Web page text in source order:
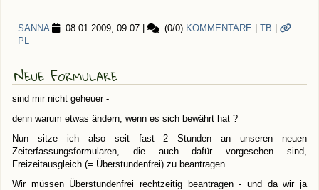
SANNA 08.01.2009, 09.07 (0/0) KOMMENTARE TB
PL
Neue Formulare
sind mir nicht geheuer -
denn warum etwas ändern, wenn es sich bewährt hat ?
Nun sitze ich also seit fast 2 Stunden an unseren neuen
Zeiterfassungsformularen, die auch dafür vorgesehen sind,
Freizeitausgleich (= Überstundenfrei) zu beantragen.
Wir müssen Überstundenfrei rechtzeitig beantragen - und da wir ja